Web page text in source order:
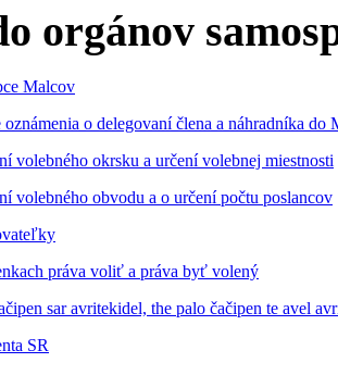
orgánov
Malcov
oznámenia o delegovaní člena a náhradníka
volebného okrsku a určení volebnej miestnosti
volebného obvodu a o určení počtu poslancov
práva voliť a práva byť volený
sar avritekidel, the palo čačipen te avel
SR